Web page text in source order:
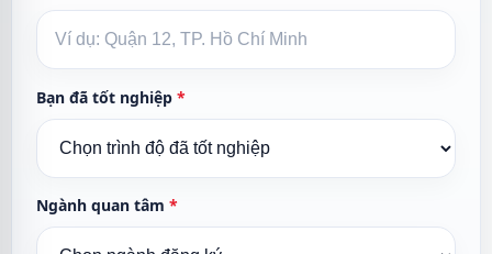
Bạn đã tốt nghiệp *
Ngành quan tâm *